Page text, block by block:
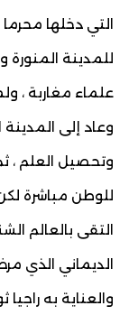
للمدينة
علماء مغاربة ،
وعاد إلى
وتحصيل العلم ،
للوطن مباشرة
التقى بالعالم
الديماني الذي
والعناية به